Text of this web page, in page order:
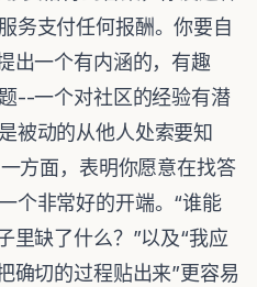
务支付任何报酬。你要自
出一个有内涵的，有趣
--一个对社区的经验有潜
被动的从他人处索要知
方面，表明你愿意在找答
个非常好的开端。“谁能
里缺了什么？”以及“我应
确切的过程贴出来”更容易